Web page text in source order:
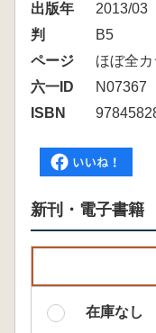
出版年
2013/03
判
B5
ページ
ほぼ全
六一ID
N07367
ISBN
新刊・電子書籍
在庫なし